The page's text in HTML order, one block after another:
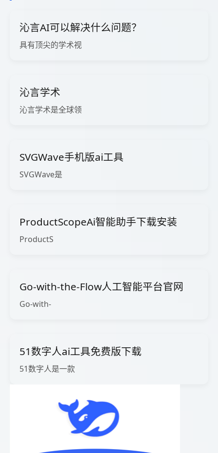
沁言AI可以解决什么问题？
具有顶尖的学术视
沁言学术
沁言学术是全球领
SVGWave手机版ai工具
SVGWave是
ProductScopeAi智能助手下载安装
ProductS
Go-with-the-Flow人工智能平台官网
Go-with-
51数字人ai工具免费版下载
51数字人是一款